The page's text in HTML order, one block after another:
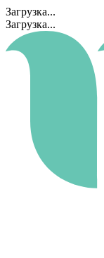
Загрузка...
Загрузка...